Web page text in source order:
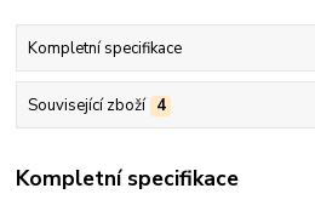
Kompletní specifikace
Související zboží 4
Kompletní specifikace